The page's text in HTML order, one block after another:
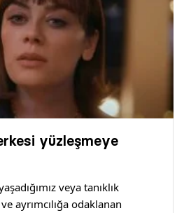
yüzleşmeye
veya tanıklık
ayrımcılığa odaklanan